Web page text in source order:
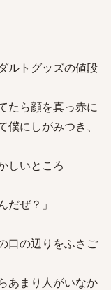
ルトグッズの値段
たら顔を真っ赤に
にしがみつき、
しいところ
ぜ？」
口の辺りをふさご
あまり人がいなか